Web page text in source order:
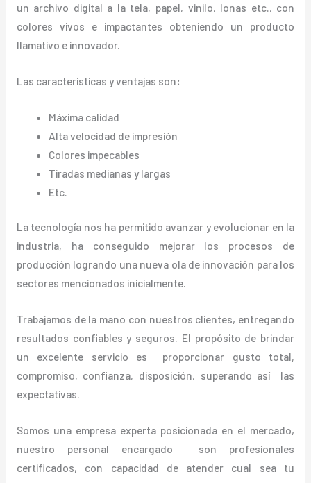
un archivo digital a la tela, papel, vinilo, lonas etc., con
colores vivos e impactantes obteniendo un producto
llamativo e innovador.
Las características y ventajas son:
Máxima calidad
Alta velocidad de impresión
Colores impecables
Tiradas medianas y largas
Etc.
La tecnología nos ha permitido avanzar y evolucionar en la
industria, ha conseguido mejorar los procesos de
producción logrando una nueva ola de innovación para los
sectores mencionados inicialmente.
Trabajamos de la mano con nuestros clientes, entregando
resultados confiables y seguros. El propósito de brindar
un excelente servicio es proporcionar gusto total,
compromiso, confianza, disposición, superando así las
expectativas.
Somos una empresa experta posicionada en el mercado,
nuestro personal encargado son profesionales
certificados, con capacidad de atender cual sea tu